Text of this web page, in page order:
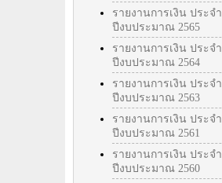
รายงานการเงิน ประจำ
ปีงบประมาณ 2565
รายงานการเงิน ประจำ
ปีงบประมาณ 2564
รายงานการเงิน ประจำ
ปีงบประมาณ 2563
รายงานการเงิน ประจำ
ปีงบประมาณ 2561
รายงานการเงิน ประจำ
ปีงบประมาณ 2560